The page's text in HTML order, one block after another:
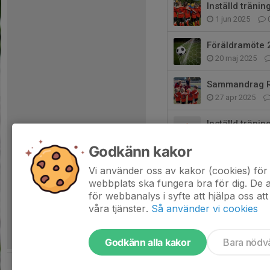
Inställd
1 jun 2025
Föräldramöte
20 maj 2025
Sammandrag
27 apr 2025
Inställd
9 feb 2025
Godkänn kakor
Vi använder oss av kakor (cookies)
webbplats ska fungera bra för dig. De
för webbanalys i syfte att hjälpa oss
våra tjänster. Så använder vi cookies
Godkänn alla kakor Bara